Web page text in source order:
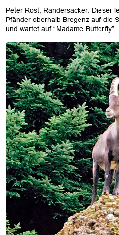
Peter Rost, Randersacker: Dieser
Pfänder oberhalb Bregenz auf die
und wartet auf “Madame Butterfly”.